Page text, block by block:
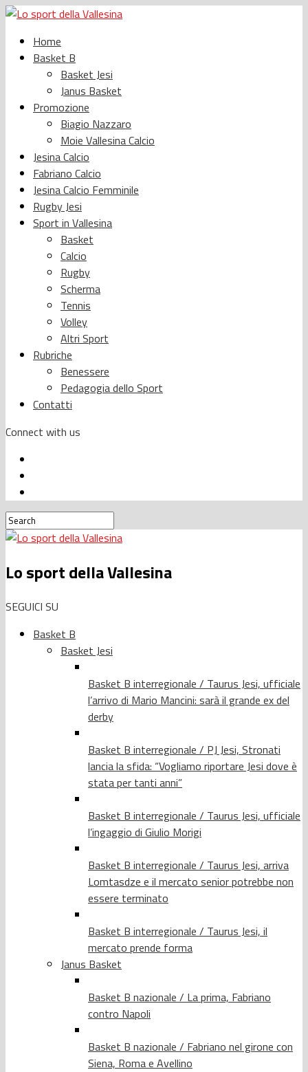
Home
Basket B
Basket Jesi
Janus Basket
Promozione
Biagio Nazzaro
Moie Vallesina Calcio
Jesina Calcio
Fabriano Calcio
Jesina Calcio Femminile
Rugby Jesi
Sport in Vallesina
Basket
Calcio
Rugby
Scherma
Tennis
Volley
Altri Sport
Rubriche
Benessere
Pedagogia dello Sport
Contatti
Connect with us
Lo sport della Vallesina
SEGUICI SU
Basket B
Basket Jesi
Basket B interregionale / Taurus Jesi, ufficiale
l’arrivo di Mario Mancini: sarà il grande ex del
derby
Basket B interregionale / PJ Jesi, Stronati
lancia la sfida: “Vogliamo riportare Jesi dove è
stata per tanti anni”
Basket B interregionale / Taurus Jesi, ufficiale
l’ingaggio di Giulio Morigi
Basket B interregionale / Taurus Jesi, arriva
Lomtasdze e il mercato senior potrebbe non
essere terminato
Basket B interregionale / Taurus Jesi, il
mercato prende forma
Janus Basket
Basket B nazionale / La prima, Fabriano
contro Napoli
Basket B nazionale / Fabriano nel girone con
Siena, Roma e Avellino